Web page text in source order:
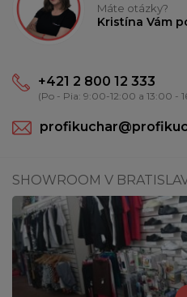
Máte otázky?
Kristína Vám
+421 2 800 12 333
(Po - Pia: 9:00-12:00 a 13:00 -
SHOWROOM V